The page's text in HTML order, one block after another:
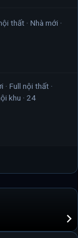
thất · Nhà mới ·
· Full nội thất ·
khu · 24